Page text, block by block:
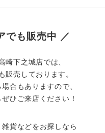
でも販売中 ／
崎下之城店では、
販売しております。
合もありますので、
ひご来店ください！
貨などをお探しなら